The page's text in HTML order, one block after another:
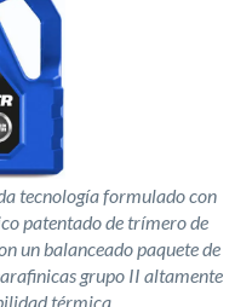
tecnología formulado con
patentado de trímero de
un balanceado paquete de
grupo II altamente
térmica.